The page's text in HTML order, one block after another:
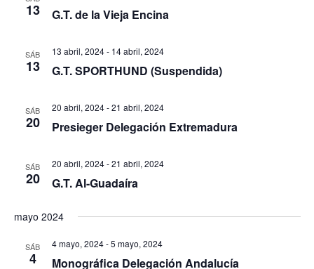
13 G.T. de la Vieja Encina
SÁB
13
13 abril, 2024- 14 abril, 2024
G.T. SPORTHUND (Suspendida)
SÁB
20
20 abril, 2024-21 abril, 2024
Presieger Delegación Extremadura
SÁB
20
20 abril, 2024-21 abril, 2024
G.T. Al-Guadaíra
mayo 2024
SÁB
4
4 mayo, 2024-5 mayo, 2024
Monográfica Delegación Andalucía